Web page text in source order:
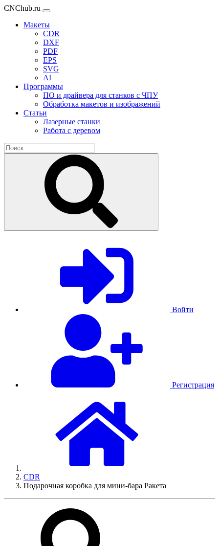
CNChub.ru
Макеты
CDR
DXF
PDF
EPS
SVG
AI
Программы
ПО и драйвера для станков с ЧПУ
Обработка макетов и изображений
Статьи
Лазерные станки
Работа с деревом
Войти
Регистрация
CDR
Подарочная коробка для мини-бара Ракета